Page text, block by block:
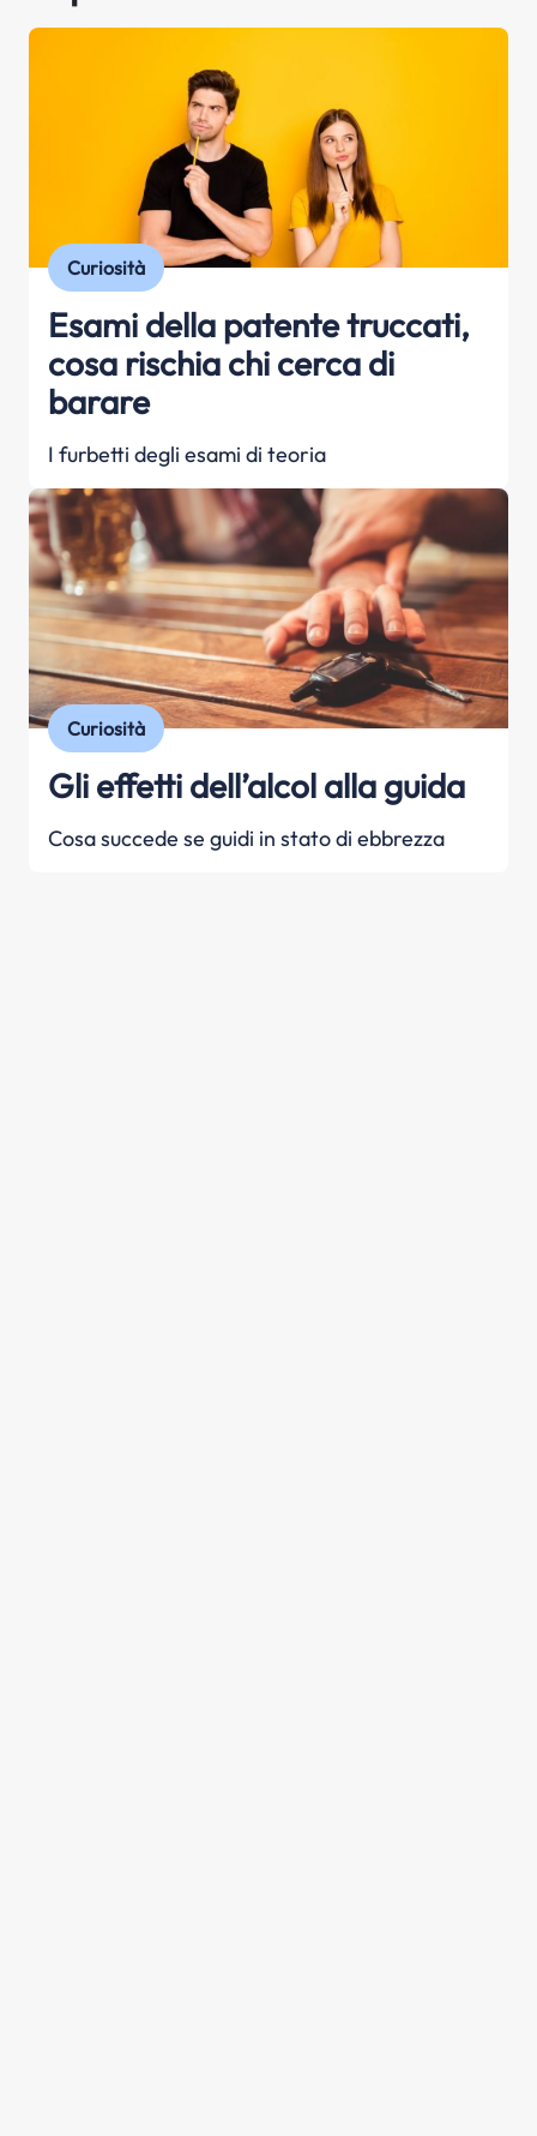
Esami della patente truccati,
cosa rischia chi cerca di
barare
I furbetti degli esami di teoria
Curiosità
Gli effetti dell’alcol alla guida
Cosa succede se guidi in stato di ebbrezza
Curiosità